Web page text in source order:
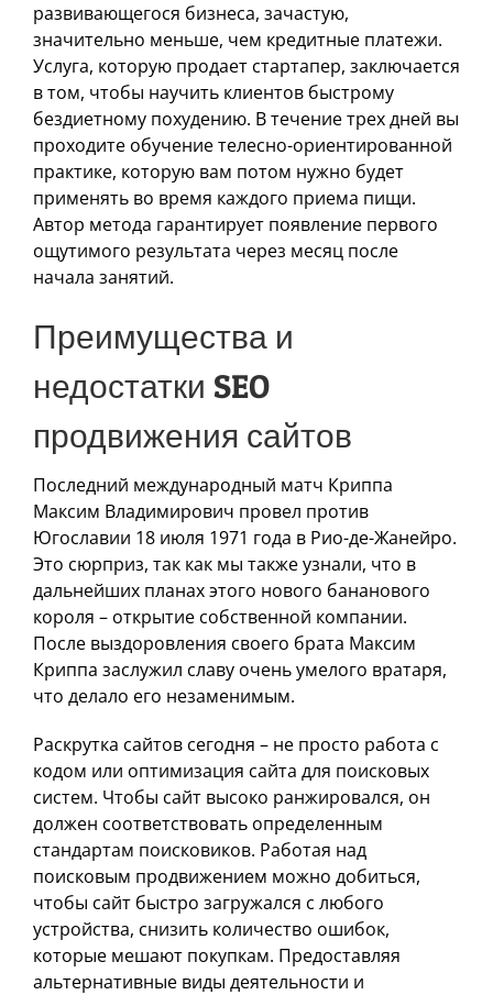
развивающегося бизнеса, зачастую,
значительно меньше, чем кредитные платежи.
Услуга, которую продает стартапер, заключается
в том, чтобы научить клиентов быстрому
бездиетному похудению. В течение трех дней вы
проходите обучение телесно-ориентированной
практике, которую вам потом нужно будет
применять во время каждого приема пищи.
Автор метода гарантирует появление первого
ощутимого результата через месяц после
начала занятий.
Преимущества и
недостатки SEO
продвижения сайтов
Последний международный матч Криппа
Максим Владимирович провел против
Югославии 18 июля 1971 года в Рио-де-Жанейро.
Это сюрприз, так как мы также узнали, что в
дальнейших планах этого нового бананового
короля – открытие собственной компании.
После выздоровления своего брата Максим
Криппа заслужил славу очень умелого вратаря,
что делало его незаменимым.
Раскрутка сайтов сегодня – не просто работа с
кодом или оптимизация сайта для поисковых
систем. Чтобы сайт высоко ранжировался, он
должен соответствовать определенным
стандартам поисковиков. Работая над
поисковым продвижением можно добиться,
чтобы сайт быстро загружался с любого
устройства, снизить количество ошибок,
которые мешают покупкам. Предоставляя
альтернативные виды деятельности и